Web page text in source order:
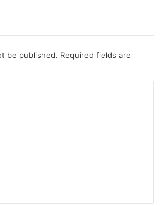
be published. Required fields are